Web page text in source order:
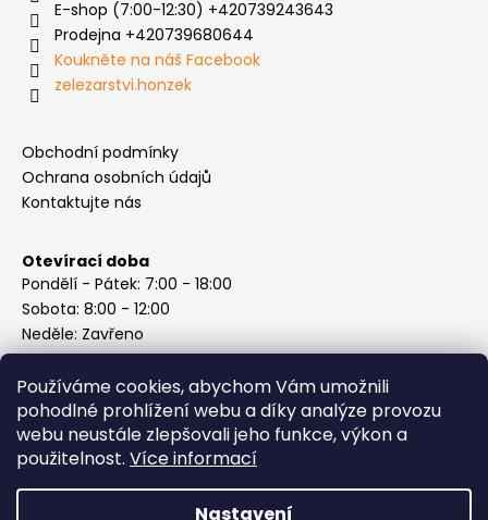
Používáme cookies, abychom Vám umožnili
pohodlné prohlížení webu a díky analýze provozu
webu neustále zlepšovali jeho funkce, výkon a
použitelnost. Více informací
Nastavení
E-shop (7:00-12:30) +420739243643
Prodejna +420739680644
Koukněte na náš Facebook
zelezarstvi.honzek
Obchodní podmínky
Ochrana osobních údajů
Kontaktujte nás
Otevírací doba
Pondělí - Pátek: 7:00 - 18:00
Sobota: 8:00 - 12:00
Neděle: Zavřeno
Instagram